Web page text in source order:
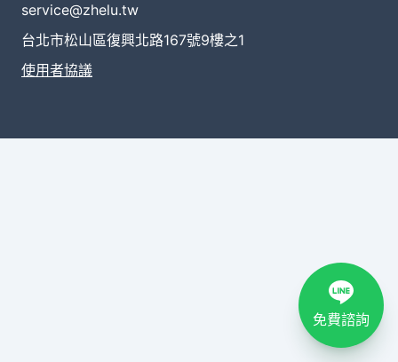
service@zhelu.tw
台北市松山區復興北路167號9樓之1
使用者協議
免費諮詢